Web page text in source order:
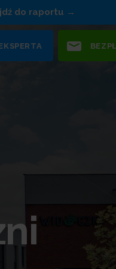
do raportu